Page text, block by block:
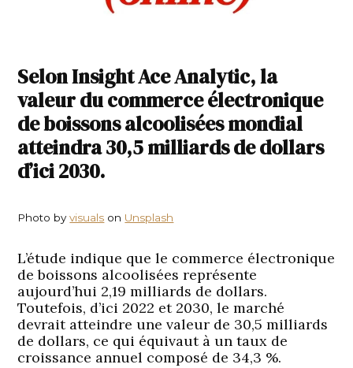
Selon Insight Ace Analytic, la
valeur du commerce électronique
de boissons alcoolisées mondial
atteindra 30,5 milliards de dollars
d’ici 2030.
Photo byvisuals on Unsplash
L’étude indique que le commerce électronique
de boissons alcoolisées représente
aujourd’hui 2,19 milliards de dollars.
Toutefois, d’ici 2022 et 2030, le marché
devrait atteindre une valeur de 30,5 milliards
de dollars, ce qui équivaut à un taux de
croissance annuel composé de 34,3 %.